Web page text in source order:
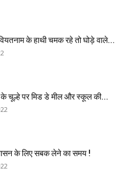
के हाथी चमक रहे तो घोड़े वाले...
चूल्हे पर मिड डे मील और स्कूल की...
के लिए सबक लेने का समय !